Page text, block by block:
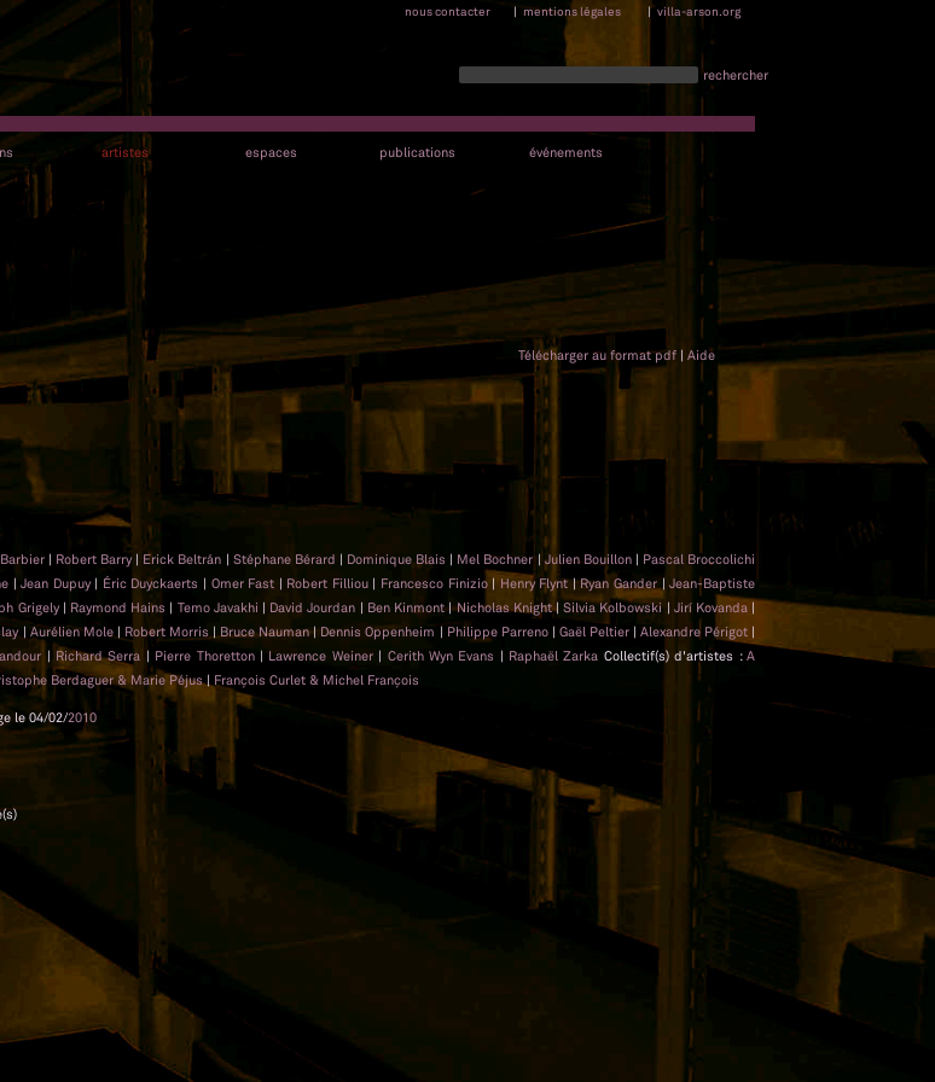
nous contacter | mentions légales | villa-arson.org
rechercher
artistes espaces publications événements
Télécharger au format pdf | Aide
| Robert Barry | Erick Beltrán | Stéphane Bérard | Dominique Blais | Mel Bochner |Julien Bouillon | Pascal Broccolichi
|Jean Dupuy | Éric Duyckaerts | Omer Fast | Robert Filliou | Francesco Finizio | Henry Flynt|Ryan Gander |Jean-Baptiste
Grigely | Raymond Hains | Temo Javakhi | David Jourdan | Ben Kinmont |Nicholas Knight|Silvia Kolbowski | Jirí Kovanda |
| Aurélien Mole | Robert Morris |Bruce Nauman| Dennis Oppenheim | Philippe Parreno | Gaël Peltier |Alexandre Périgot |
| Richard Serra | Pierre Thoretton | Lawrence Weiner | Cerith Wyn Evans | Raphaël Zarka Collectif(s) d'artistes :A
Berdaguer & Marie Péjus| François Curlet & Michel François
le 04/02/2010